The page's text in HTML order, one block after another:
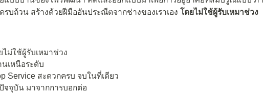
บถ้วน สร้างด้วยฝีมืออันประณีตจากช่างของเราเอง โดยไม่ใช้ผู้รับเหมาช่วง
ม่ใช้ผู้รับเหมาช่วง
เหนือระดับ
Service สะดวกครบ จบในที่เดียว
จจุบัน มาจากการบอกต่อ